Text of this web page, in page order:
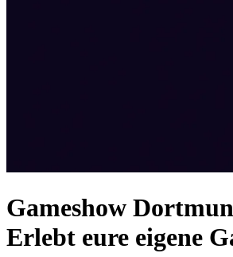
Gameshow
Erlebt eure eigene